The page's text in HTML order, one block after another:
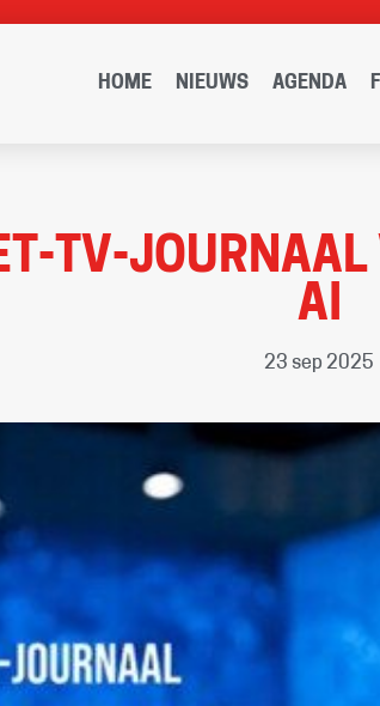
HOME NIEUWS AGENDA
TV-
AI
23 sep 2025